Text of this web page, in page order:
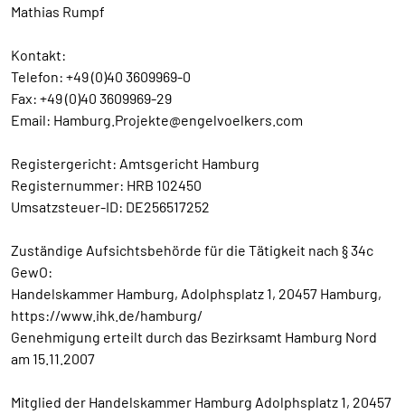
Mathias Rumpf
Kontakt:
Telefon: +49 (0)40 3609969-0
Fax: +49 (0)40 3609969-29
Email: Hamburg.Projekte@engelvoelkers.com
Registergericht: Amtsgericht Hamburg
Registernummer: HRB 102450
Umsatzsteuer-ID: DE256517252
Zuständige Aufsichtsbehörde für die Tätigkeit nach § 34c
GewO:
Handelskammer Hamburg, Adolphsplatz 1, 20457 Hamburg,
https://www.ihk.de/hamburg/
Genehmigung erteilt durch das Bezirksamt Hamburg Nord
am 15.11.2007
Mitglied der Handelskammer Hamburg Adolphsplatz 1, 20457